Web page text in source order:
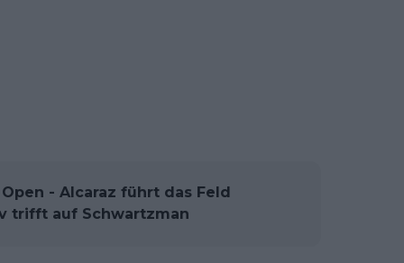
Open - Alcaraz führt das Feld
trifft auf Schwartzman